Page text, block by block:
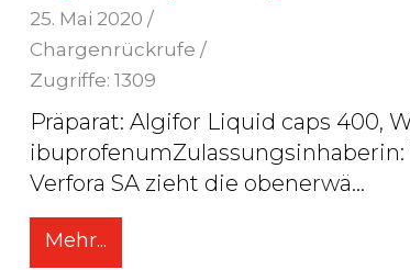
25. Mai 2020 /
Chargenrückrufe /
Zugriffe: 1309
Präparat: Algifor Liquid caps 400,
ibuprofenumZulassungsinhaberin:
Verfora SA zieht die obenerwä...
Mehr...